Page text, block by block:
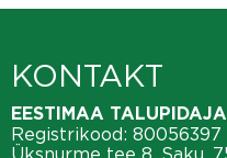
KONTAKT
EESTIMAA
Registrikood: 80056397
Üksnurme tee 8, Saku,